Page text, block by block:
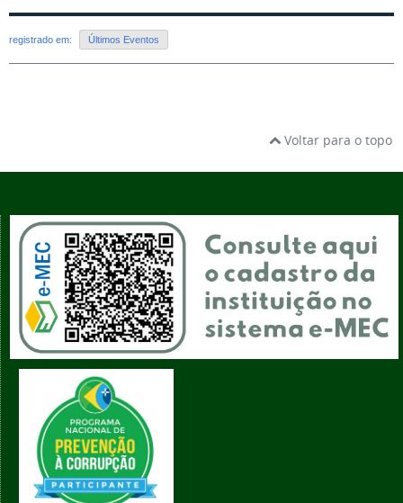
registrado em: Últimos Eventos
Voltar para o topo